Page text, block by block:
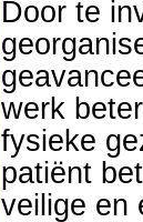
Door te
werk
fysieke
patiënt
veilige en